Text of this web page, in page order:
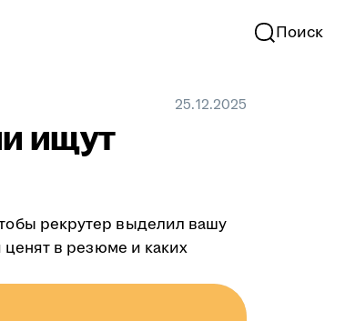
Поиск
25.12.2025
ищут
рекрутер выделил вашу
ценят в резюме и каких